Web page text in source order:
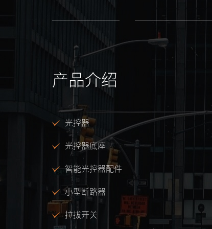
产品介绍
光控器
光控器底座
智能光控器配件
小型断路器
拉拔开关